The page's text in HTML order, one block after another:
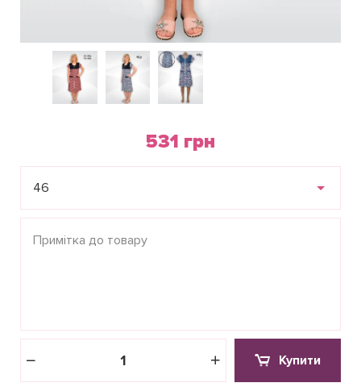
531 грн
46
Купити